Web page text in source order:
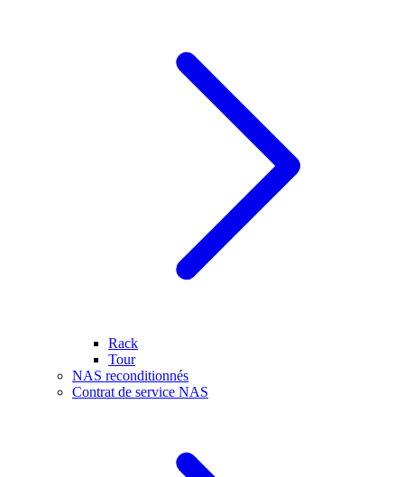
Rack
Tour
NAS reconditionnés
Contrat de service NAS